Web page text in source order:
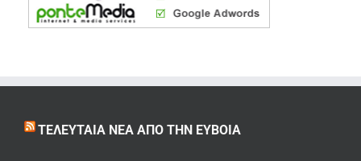
ΤΕΛΕΥΤΑΊΑ ΝΈΑ ΑΠΌ ΤΗΝ ΕΎΒΟΙΑ